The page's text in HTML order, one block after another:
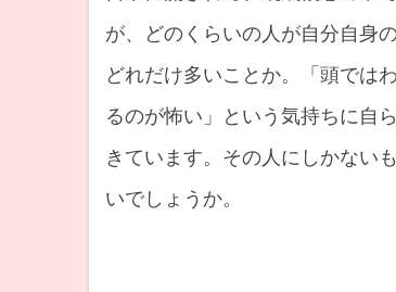
が、どのくらいの人が自分自身
どれだけ多いことか。「頭では
るのが怖い」という気持ちに自
きています。その人にしかない
いでしょうか。